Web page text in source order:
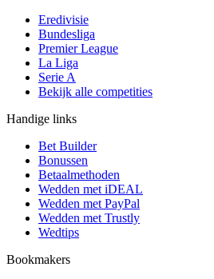
Eredivisie
Bundesliga
Premier League
La Liga
Serie A
Bekijk alle competities
Handige links
Bet Builder
Bonussen
Betaalmethoden
Wedden met iDEAL
Wedden met PayPal
Wedden met Trustly
Wedtips
Bookmakers